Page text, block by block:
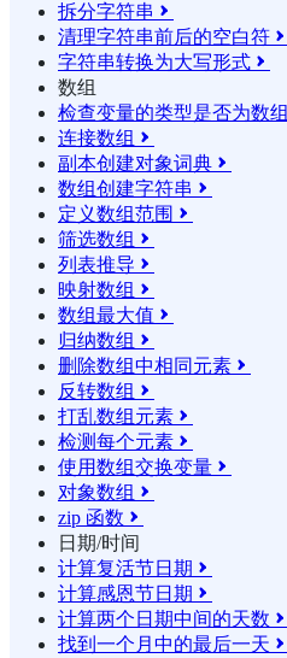
拆分字符串 
清理字符串前后的空白符 
字符串转换为大写形式 
数组
检查变量的类型是否为数组
连接数组 
副本创建对象词典 
数组创建字符串 
定义数组范围 
筛选数组 
列表推导 
映射数组 
数组最大值 
归纳数组 
删除数组中相同元素 
反转数组 
打乱数组元素 
检测每个元素 
使用数组交换变量 
对象数组 
zip 函数 
日期/时间
计算复活节日期 
计算感恩节日期 
计算两个日期中间的天数 
找到一个月中的最后一天 